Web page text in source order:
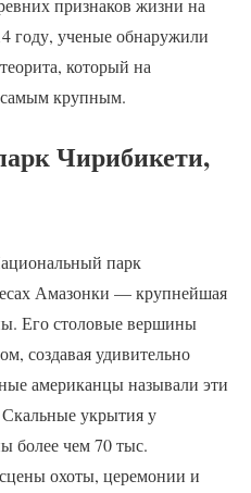
признаков жизни на
году, ученые обнаружили
который на
самым крупным.
Чирибикети,
парк
Амазонки — крупнейшая
Его столовые вершины
создавая удивительно
американцы называли эти
укрытия у
более чем 70 тыс.
охоты, церемонии и